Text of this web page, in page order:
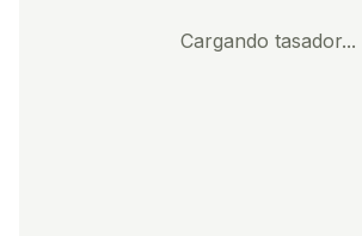
Cargando tasador...